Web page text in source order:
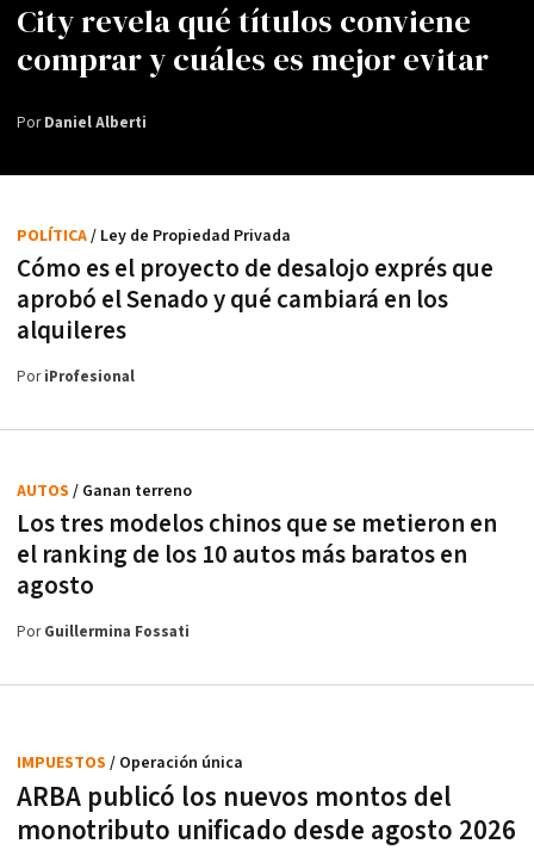
City revela qué títulos conviene
comprar y cuáles es mejor evitar
PorDaniel Alberti
Cómo es el proyecto de desalojo exprés que
aprobó el Senado y qué cambiará en los
alquileres
POLÍTICA/ Ley de Propiedad Privada
PoriProfesional
Los tres modelos chinos que se metieron en
el ranking de los 10 autos más baratos en
agosto
AUTOS / Ganan terreno
PorGuillermina Fossati
ARBA publicó los nuevos montos del
monotributo unificado desde agosto 2026
IMPUESTOS / Operación única